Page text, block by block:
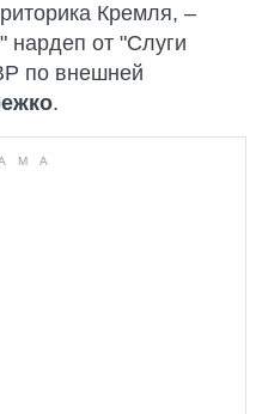
Кремля, –
нардеп от "Слуги
по внешней
.